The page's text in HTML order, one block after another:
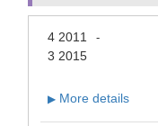
4 2011 -
3 2015
▶ More details